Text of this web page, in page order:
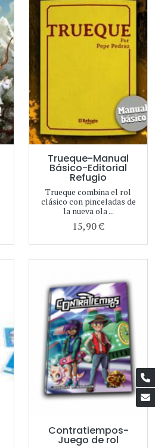
Trueque-Manual
Básico-Editorial
Refugio
Trueque combina el rol
clásico con pinceladas de
la nueva ola ...
15,90 €
Contratiempos-
Juego de rol